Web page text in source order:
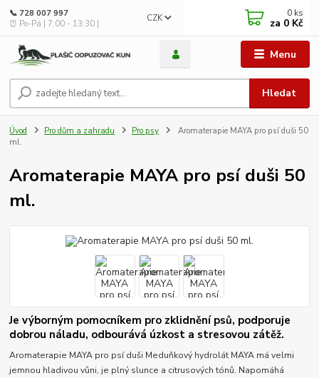
Menu
CZK
Hledat
📞 728 007 997
⏰ Po-Pá | 7:00 - 13:30 |
0 ks
za 0 Kč
Úvod Pro dům a zahradu Pro psy
Aromaterapie MAYA pro psí duši 50
ml.
Aromaterapie MAYA pro psí duši 50
ml.
Je výborným pomocníkem pro zklidnění psů, podporuje
dobrou náladu, odbourává úzkost a stresovou zátěž.
Aromaterapie MAYA pro psí duši Meduňkový hydrolát MAYA má velmi
jemnou hladivou vůni, je plný slunce a citrusových tónů. Napomáhá